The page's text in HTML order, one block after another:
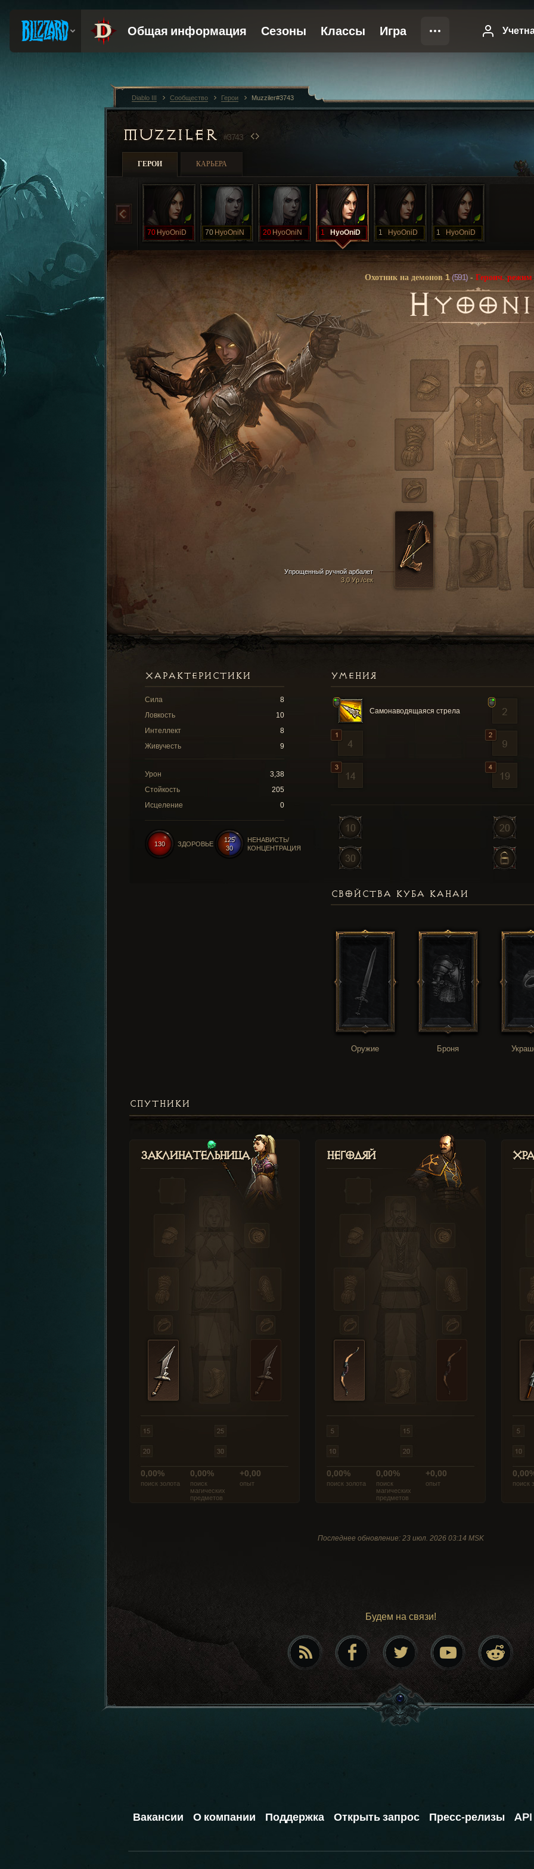
MUZZILER #3743
ГЕРОИ КАРЬЕРА
70 HyoOniD 70 HyoOniN 20 HyoOniN 1 HyoOniD 1 HyoOniD 1 HyoOniD
Охотник на демонов 1(591) - Героич. режим
H
Упрощенный ручной арбалет
3,0 Ур./сек
УМЕНИЯ
Самонаводящаяся стрела
ХАРАКТЕРИСТИКИ
Сила
8
Ловкость
10
Интеллект
8
Живучесть
9
Урон
3,38
Стойкость
205
Исцеление
0
125
30
НЕНАВИСТЬ/
КОНЦЕНТРАЦИЯ
130 ЗДОРОВЬЕ
СВОЙСТВА КУБА КАНАИ
Оружие Броня
СПУТНИКИ
Заклинательница
0,00%
поиск золота
0,00%
поиск
магических
предметов
+0,00
опыт
Негодяй
0,00%
поиск золота
0,00%
поиск
магических
предметов
+0,00
опыт поиск
Последнее обновление: 23 июл. 2026 03:14 MSK
Будем на связи!
Diablo III Сообщество Герои Muzziler#3743